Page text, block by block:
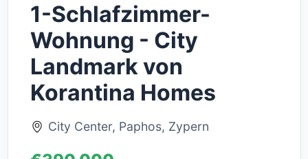
1-Schlafzimmer-
Wohnung - City
Landmark von
Korantina Homes
City Center, Paphos, Zypern